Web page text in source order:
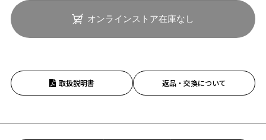
オンラインストア在庫なし
取扱説明書 返品・交換について